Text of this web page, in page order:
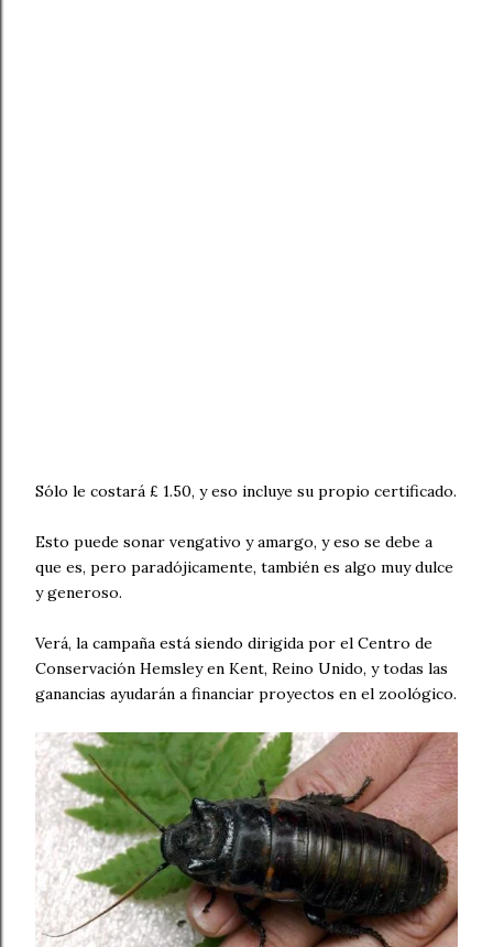
Sólo le costará £ 1.50, y eso incluye su propio certificado.
Esto puede sonar vengativo y amargo, y eso se debe a
que es, pero paradójicamente, también es algo muy dulce
y generoso.
Verá, la campaña está siendo dirigida por el Centro de
Conservación Hemsley en Kent, Reino Unido, y todas las
ganancias ayudarán a financiar proyectos en el zoológico.